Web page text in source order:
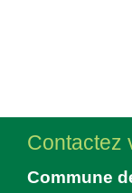
Contactez
Commune